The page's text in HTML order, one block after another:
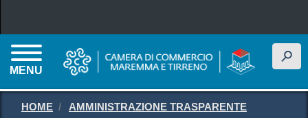
MENU
h
HOME
AMMINISTRAZIONE TRASPARENTE